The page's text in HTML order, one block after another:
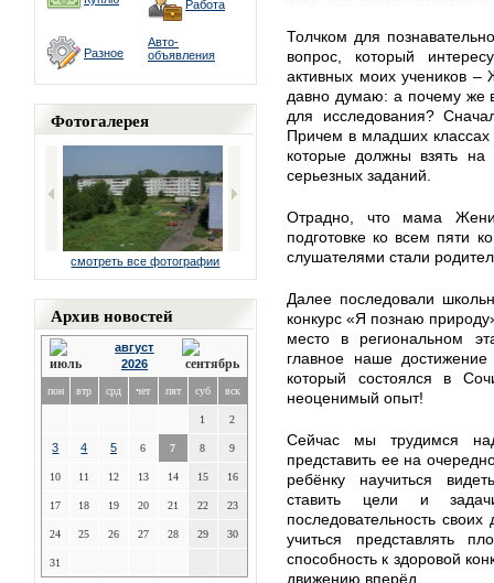
Работа
Разное
Авто-
объявления
Фотогалерея
смотреть все фотографии
Архив новостей
август
2026
пон втр срд чет пят суб вск
1 2
3 4 5 6 7 8 9
10 11 12 13 14 15 16
17 18 19 20 21 22 23
24 25 26 27 28 29 30
31
Толчком для
вопрос, который
активных моих учеников
давно думаю: а почему же
для исследования?
Причем в младших
которые должны взять на
серьезных заданий.
Отрадно, что мама
подготовке ко всем пяти
слушателями стали
Далее последовали
конкурс «Я познаю
место в региональном
главное наше
который состоялся в
неоценимый опыт!
Сейчас мы трудимся
представить ее на
ребёнку научиться
ставить цели и
последовательность
учиться представлять
способность к здоровой
движению вперёд.